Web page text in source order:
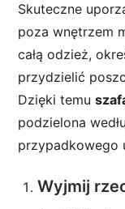
Skuteczne
poza wnętrzem
całą odzież,
przydzielić
Dzięki temu
podzielona
przypadkowego
Wyjmij